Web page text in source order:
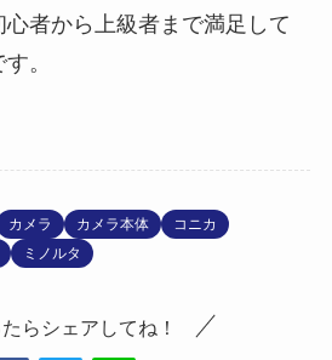
者から上級者まで満足して
。
カメラ カメラ本体
コニカ
ミノルタ
らシェアしてね！